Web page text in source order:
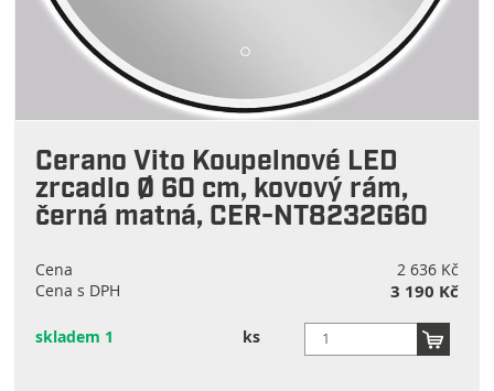
Cerano Vito Koupelnové LED
zrcadlo Ø 60 cm, kovový rám,
černá matná, CER-NT8232G60
Cena
2 636 Kč
Cena s DPH
3 190 Kč
skladem 1 ks